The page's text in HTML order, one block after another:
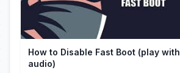
How to Disable Fast Boot (play with
audio)